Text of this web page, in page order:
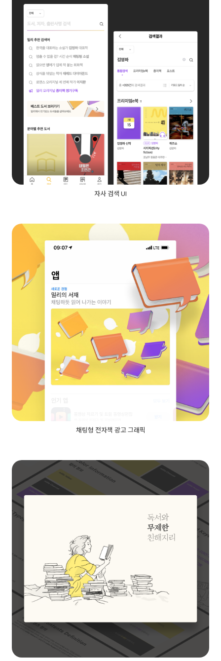
자사 검색 UI
채팅형 전자책 광고 그래픽